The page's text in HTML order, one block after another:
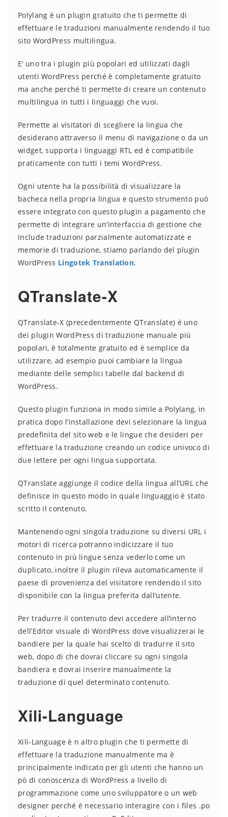
Polylang è un plugin gratuito che ti permette di
effettuare le traduzioni manualmente rendendo il tuo
sito WordPress multilingua.
E’ uno tra i plugin più popolari ed utilizzati dagli
utenti WordPress perché è completamente gratuito
ma anche perché ti permette di creare un contenuto
multilingua in tutti i linguaggi che vuoi.
Permette ai visitatori di scegliere la lingua che
desiderano attraverso il menu di navigazione o da un
widget, supporta i linguaggi RTL ed è compatibile
praticamente con tutti i temi WordPress.
Ogni utente ha la possibilità di visualizzare la
bacheca nella propria lingua e questo strumento può
essere integrato con questo plugin a pagamento che
permette di integrare un’interfaccia di gestione che
include traduzioni parzialmente automatizzate e
memorie di traduzione, stiamo parlando del plugin
WordPress Lingotek Translation.
QTranslate-X
QTranslate-X (precedentemente QTranslate) è uno
dei plugin WordPress di traduzione manuale più
popolari, è totalmente gratuito ed è semplice da
utilizzare, ad esempio puoi cambiare la lingua
mediante delle semplici tabelle dal backend di
WordPress.
Questo plugin funziona in modo simile a Polylang, in
pratica dopo l’installazione devi selezionare la lingua
predefinita del sito web e le lingue che desideri per
effettuare la traduzione creando un codice univoco di
due lettere per ogni lingua supportata.
QTranslate aggiunge il codice della lingua all’URL che
definisce in questo modo in quale linguaggio è stato
scritto il contenuto.
Mantenendo ogni singola traduzione su diversi URL i
motori di ricerca potranno indicizzare il tuo
contenuto in più lingue senza vederlo come un
duplicato, inoltre il plugin rileva automaticamente il
paese di provenienza del visitatore rendendo il sito
disponibile con la lingua preferita dall’utente.
Per tradurre il contenuto devi accedere all’interno
dell’Editor visuale di WordPress dove visualizzerai le
bandiere per la quale hai scelto di tradurre il sito
web, dopo di che dovrai cliccare su ogni singola
bandiera e dovrai inserire manualmente la
traduzione di quel determinato contenuto.
Xili-Language
Xili-Language è n altro plugin che ti permette di
effettuare la traduzione manualmente ma è
principalmente indicato per gli utenti che hanno un
pò di conoscenza di WordPress a livello di
programmazione come uno sviluppatore o un web
designer perché è necessario interagire con i files .po